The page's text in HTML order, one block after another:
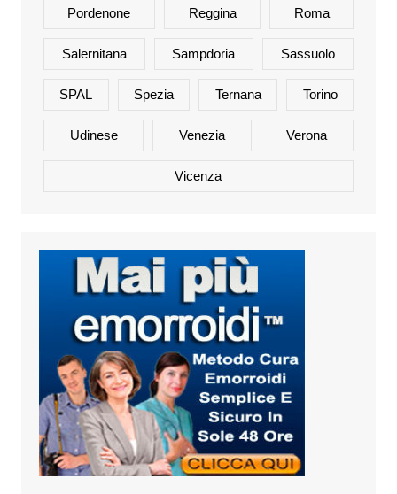
Pordenone Reggina Roma
Salernitana Sampdoria Sassuolo
SPAL Spezia Ternana Torino
Udinese Venezia Verona
Vicenza